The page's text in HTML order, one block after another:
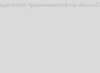
принимаются на